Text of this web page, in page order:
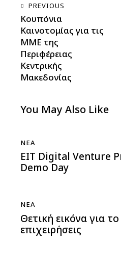
PREVIOUS
Κουπόνια
Καινοτομίας για τις
ΜΜΕ της
Περιφέρειας
Κεντρικής
Μακεδονίας
You May Also Like
ΝΈΑ
EIT Digital Venture
Demo Day
ΝΈΑ
Θετική εικόνα για
επιχειρήσεις